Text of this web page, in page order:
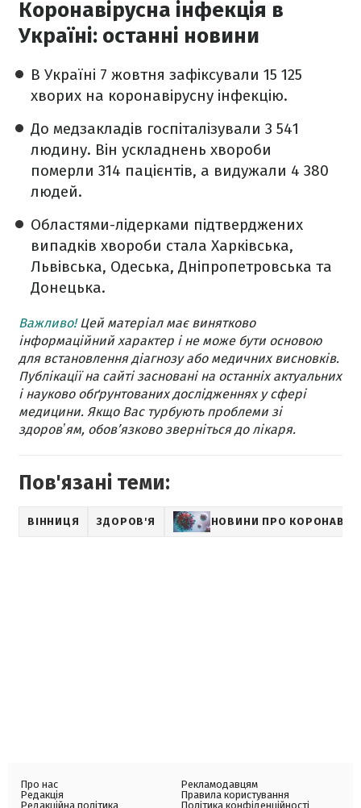
Коронавірусна інфекція в
Україні: останні новини
В Україні 7 жовтня зафіксували 15 125
хворих на коронавірусну інфекцію.
До медзакладів госпіталізували 3 541
людину. Він ускладнень хвороби
померли 314 пацієнтів, а видужали 4 380
людей.
Областями-лідерками підтверджених
випадків хвороби стала Харківська,
Львівська, Одеська, Дніпропетровська та
Донецька.
Важливо!Цей матеріал має винятково
інформаційний характер і не може бути основою
для встановлення діагнозу або медичних висновків.
Публікації на сайті засновані на останніх актуальних
і науково обґрунтованих дослідженнях у сфері
медицини. Якщо Вас турбують проблеми зі
здоровʼям, обов’язково зверніться до лікаря.
Пов'язані теми:
ВІННИЦЯ ЗДОРОВ'Я НОВИНИ ПРО
Про нас
Редакція
Редакційна політика
Рекламодавцям
Правила користування
Політика конфіденційності